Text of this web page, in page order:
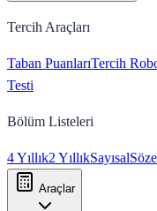
Tercih Araçları
Taban PuanlarıTercih
Testi
Bölüm Listeleri
4 Yıllık2 YıllıkSayısal
Araçlar